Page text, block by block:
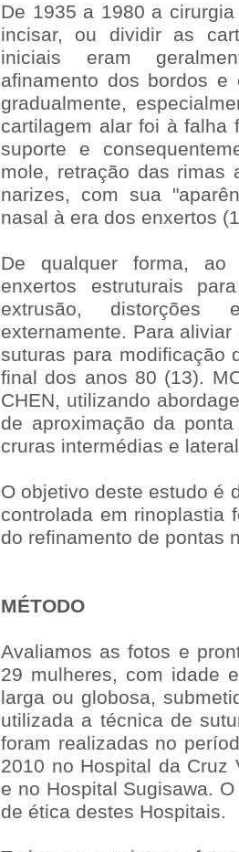
De 1935 a 1980 a
incisar, ou dividir as
iniciais eram
afinamento dos bordos e
gradualmente,
cartilagem alar foi à falha
suporte e
mole, retração das rimas
narizes, com sua
nasal à era dos enxertos
De qualquer forma, ao
enxertos estruturais
extrusão, distorções
externamente. Para
suturas para modificação
final dos anos 80 (13).
CHEN, utilizando
de aproximação da
cruras intermédias e
O objetivo deste estudo é
controlada em rinoplastia
do refinamento de pontas
MÉTODO
Avaliamos as fotos e
29 mulheres, com idade
larga ou globosa,
utilizada a técnica de
foram realizadas no
2010 no Hospital da Cruz
e no Hospital Sugisawa.
de ética destes Hospitais.